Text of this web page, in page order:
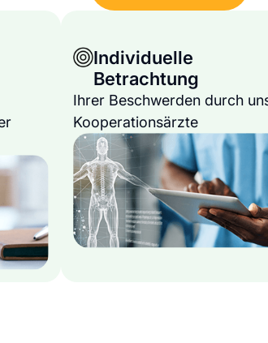
Individuelle
Betrachtung
Ihrer Beschwerden durch
Kooperationsärzte